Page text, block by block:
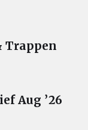
Trappen
Aug ’26